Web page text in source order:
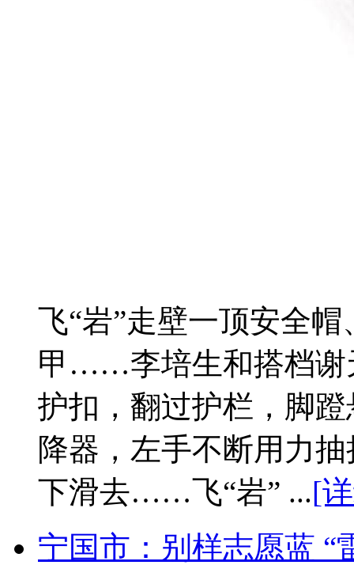
飞“岩”走壁一顶安全
甲……李培生和搭档谢
护扣，翻过护栏，脚
降器，左手不断用力
下滑去……飞“岩” ...[
宁国市：别样志愿蓝 “